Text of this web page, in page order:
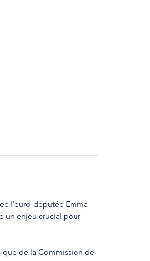
l'euro-députée Emma
un enjeu crucial pour
que de la Commission de